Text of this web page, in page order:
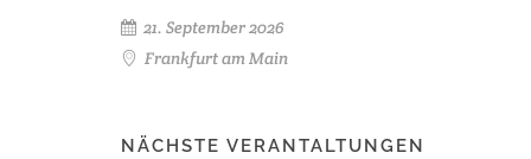
21. September 2026
Frankfurt am Main
NÄCHSTE VERANTALTUNGEN